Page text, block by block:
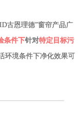
古恩理德”窗帘产品广
条件下针对特定目标污
环境条件下净化效果可